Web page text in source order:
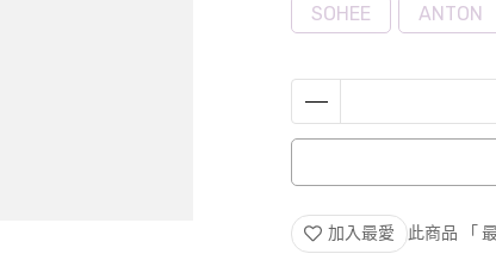
SOHEE ANTON
加入最愛 此商品 「